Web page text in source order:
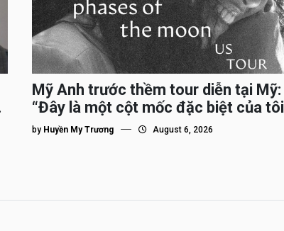
Mỹ Anh trước thềm tour diễn tại Mỹ:
“Đây là một cột mốc đặc biệt của tôi
trên hành trình đi quốc tế”
by Huyền My Trương August 6, 2026